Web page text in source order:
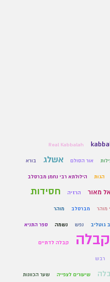
Real Kabbalah
אור הסולם אשלג בורא
הגות הילולתא רבי נחמן מברסלב
מאור הרזיה חסידות
מוהר מברסלב מוהר
גוטליב נפש נשמה ספר התניא
קבלה קבלה לדתיים
רבש
שיעורים לצפייה שער הכוונות